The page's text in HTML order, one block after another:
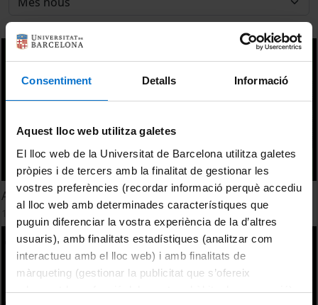
Consentiment Detalls Informació
Aquest lloc web utilitza galetes
El lloc web de la Universitat de Barcelona utilitza galetes
pròpies i de tercers amb la finalitat de gestionar les
vostres preferències (recordar informació perquè accediu
al lloc web amb determinades característiques que
puguin diferenciar la vostra experiència de la d’altres
usuaris), amb finalitats estadístiques (analitzar com
interactueu amb el lloc web) i amb finalitats de
màrqueting (gestionar la publicitat que s’ofereix
adequant-la en funció dels vostres hàbits de navegació).
Apophis: col·lisió o no col·lisió?
1 abril, 2010